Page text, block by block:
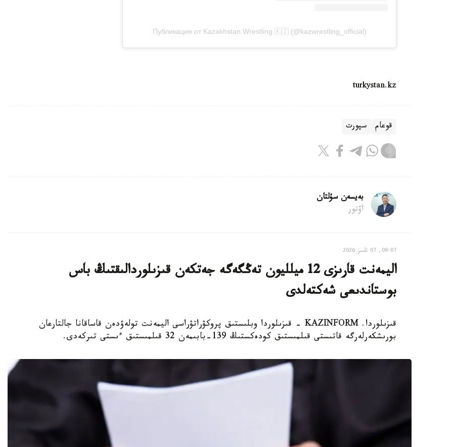
Публикация от Kazakhstan Wrestling 🇰🇿 (@kazwrestling_official)
turkystan.kz
قوعام سپورت
بەيسەن سۇلتان
اۆتور
09:07, 07 تامىز 2026
اليمەنت قارىزى 12 ميلليون تەڭگەگە جەتكەن قىزىلوردالىقتىڭ باس
بوستاندىعى شەكتەلدى
قىزىلوردا. KAZINFORM - قىزىلوردا وبلىستىق پروكۋراتۋراسى اليمەنت تولەۋدەن قاساقانا جالتارعان
بورىشكەرلەرگە قاتىستى قىلمىستىق كودەكستىڭ 139-بابىمەن 32 قىلمىستىق ءىستى تىركەدى.